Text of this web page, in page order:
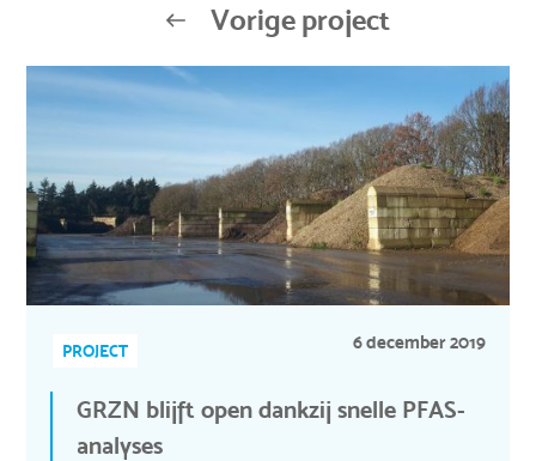
Vorige project
PROJECT 6 december 2019
GRZN blijft open dankzij snelle PFAS-
analyses